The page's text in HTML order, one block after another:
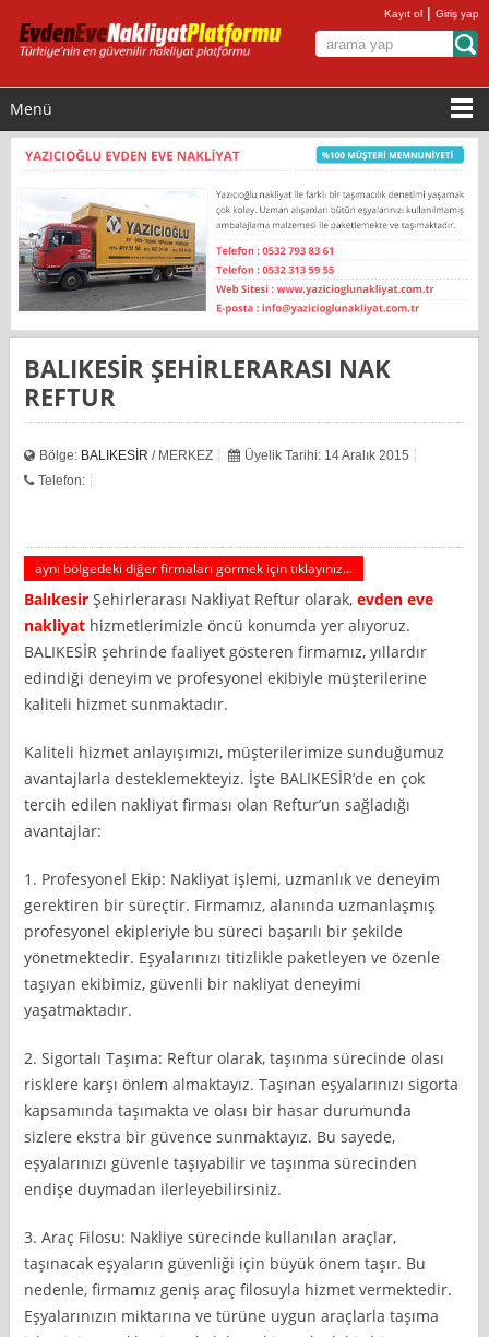
Kayıt ol |Giriş yap
Menü
BALIKESİR ŞEHİRLERARASI NAK
REFTUR
Bölge: BALIKESİR / MERKEZ
Üyelik Tarihi: 14 Aralık 2015
Telefon:
aynı bölgedeki diğer firmaları görmek için tıklayınız...
Balıkesir Şehirlerarası Nakliyat Reftur olarak,evden eve
nakliyat hizmetlerimizle öncü konumda yer alıyoruz.
BALIKESİR şehrinde faaliyet gösteren firmamız, yıllardır
edindiği deneyim ve profesyonel ekibiyle müşterilerine
kaliteli hizmet sunmaktadır.
Kaliteli hizmet anlayışımızı, müşterilerimize sunduğumuz
avantajlarla desteklemekteyiz. İşte BALIKESİR’de en çok
tercih edilen nakliyat firması olan Reftur’un sağladığı
avantajlar:
1. Profesyonel Ekip: Nakliyat işlemi, uzmanlık ve deneyim
gerektiren bir süreçtir. Firmamız, alanında uzmanlaşmış
profesyonel ekipleriyle bu süreci başarılı bir şekilde
yönetmektedir. Eşyalarınızı titizlikle paketleyen ve özenle
taşıyan ekibimiz, güvenli bir nakliyat deneyimi
yaşatmaktadır.
2. Sigortalı Taşıma: Reftur olarak, taşınma sürecinde olası
risklere karşı önlem almaktayız. Taşınan eşyalarınızı sigorta
kapsamında taşımakta ve olası bir hasar durumunda
sizlere ekstra bir güvence sunmaktayız. Bu sayede,
eşyalarınızı güvenle taşıyabilir ve taşınma sürecinden
endişe duymadan ilerleyebilirsiniz.
3. Araç Filosu: Nakliye sürecinde kullanılan araçlar,
taşınacak eşyaların güvenliği için büyük önem taşır. Bu
nedenle, firmamız geniş araç filosuyla hizmet vermektedir.
Eşyalarınızın miktarına ve türüne uygun araçlarla taşıma